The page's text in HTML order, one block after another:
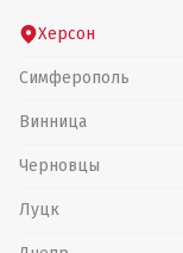
Херсон
Симферополь
Винница
Черновцы
Луцк